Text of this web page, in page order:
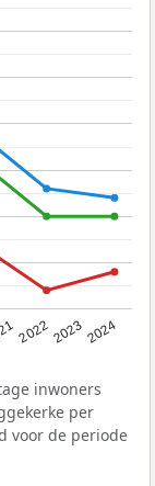
202220232024
inwoners
per
voor de periode